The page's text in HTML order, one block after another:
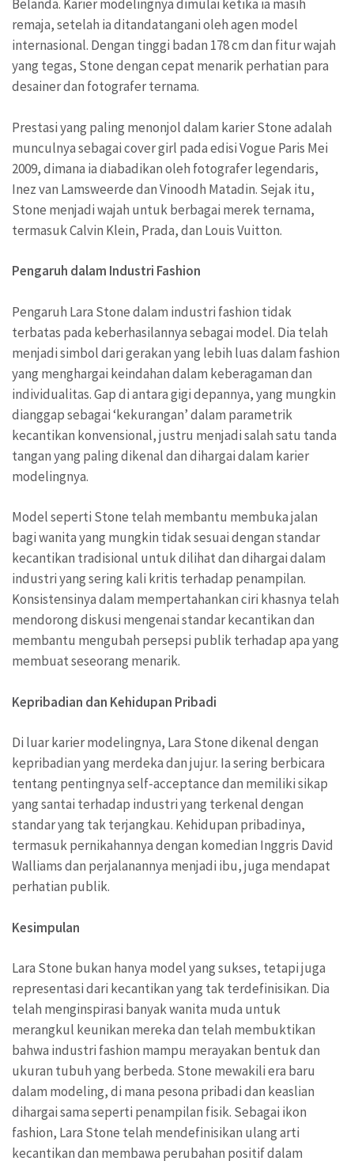
Belanda. Karier modelingnya dimulai ketika ia masih
remaja, setelah ia ditandatangani oleh agen model
internasional. Dengan tinggi badan 178 cm dan fitur wajah
yang tegas, Stone dengan cepat menarik perhatian para
desainer dan fotografer ternama.
Prestasi yang paling menonjol dalam karier Stone adalah
munculnya sebagai cover girl pada edisi Vogue Paris Mei
2009, dimana ia diabadikan oleh fotografer legendaris,
Inez van Lamsweerde dan Vinoodh Matadin. Sejak itu,
Stone menjadi wajah untuk berbagai merek ternama,
termasuk Calvin Klein, Prada, dan Louis Vuitton.
Pengaruh dalam Industri Fashion
Pengaruh Lara Stone dalam industri fashion tidak
terbatas pada keberhasilannya sebagai model. Dia telah
menjadi simbol dari gerakan yang lebih luas dalam fashion
yang menghargai keindahan dalam keberagaman dan
individualitas. Gap di antara gigi depannya, yang mungkin
dianggap sebagai ‘kekurangan’ dalam parametrik
kecantikan konvensional, justru menjadi salah satu tanda
tangan yang paling dikenal dan dihargai dalam karier
modelingnya.
Model seperti Stone telah membantu membuka jalan
bagi wanita yang mungkin tidak sesuai dengan standar
kecantikan tradisional untuk dilihat dan dihargai dalam
industri yang sering kali kritis terhadap penampilan.
Konsistensinya dalam mempertahankan ciri khasnya telah
mendorong diskusi mengenai standar kecantikan dan
membantu mengubah persepsi publik terhadap apa yang
membuat seseorang menarik.
Kepribadian dan Kehidupan Pribadi
Di luar karier modelingnya, Lara Stone dikenal dengan
kepribadian yang merdeka dan jujur. Ia sering berbicara
tentang pentingnya self-acceptance dan memiliki sikap
yang santai terhadap industri yang terkenal dengan
standar yang tak terjangkau. Kehidupan pribadinya,
termasuk pernikahannya dengan komedian Inggris David
Walliams dan perjalanannya menjadi ibu, juga mendapat
perhatian publik.
Kesimpulan
Lara Stone bukan hanya model yang sukses, tetapi juga
representasi dari kecantikan yang tak terdefinisikan. Dia
telah menginspirasi banyak wanita muda untuk
merangkul keunikan mereka dan telah membuktikan
bahwa industri fashion mampu merayakan bentuk dan
ukuran tubuh yang berbeda. Stone mewakili era baru
dalam modeling, di mana pesona pribadi dan keaslian
dihargai sama seperti penampilan fisik. Sebagai ikon
fashion, Lara Stone telah mendefinisikan ulang arti
kecantikan dan membawa perubahan positif dalam